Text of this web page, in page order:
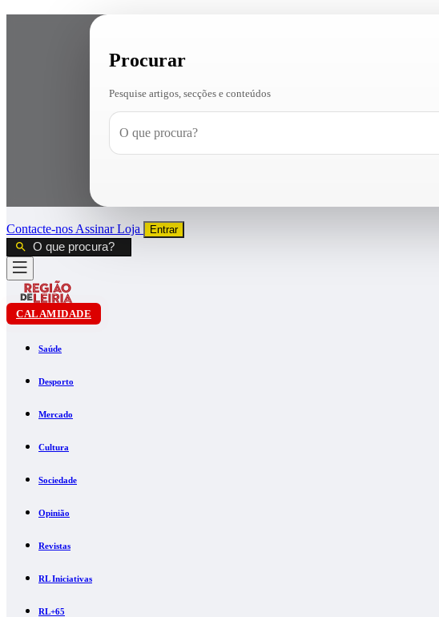
Procurar
Pesquise artigos, secções e conteúdos
Contacte-nos AssinarLoja Entrar
CALAMIDADE
Saúde
Desporto
Mercado
Cultura
Sociedade
Opinião
Revistas
RL Iniciativas
RL+65